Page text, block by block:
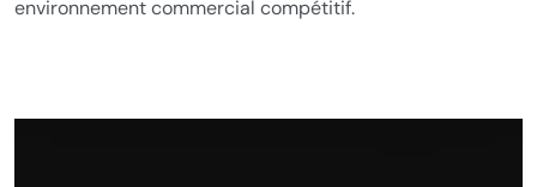
environnement commercial compétitif.